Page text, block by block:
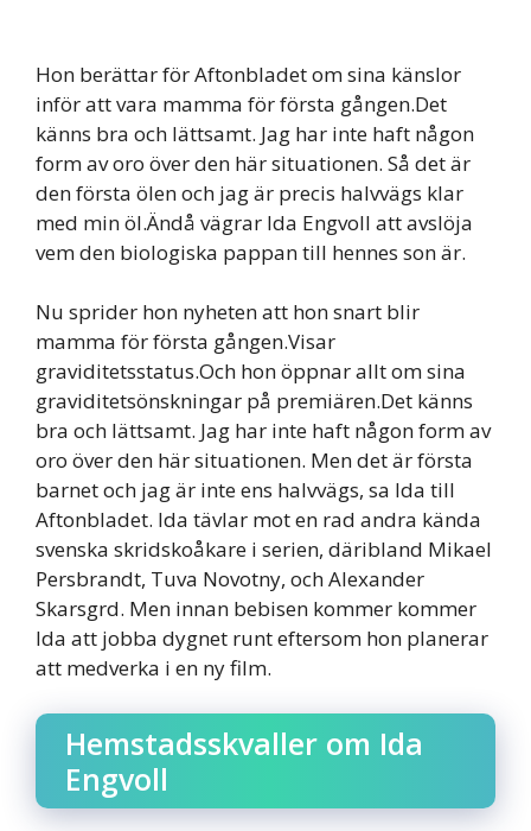
Hon berättar för Aftonbladet om sina känslor
inför att vara mamma för första gången.Det
känns bra och lättsamt. Jag har inte haft någon
form av oro över den här situationen. Så det är
den första ölen och jag är precis halvvägs klar
med min öl.Ändå vägrar Ida Engvoll att avslöja
vem den biologiska pappan till hennes son är.
Nu sprider hon nyheten att hon snart blir
mamma för första gången.Visar
graviditetsstatus.Och hon öppnar allt om sina
graviditetsönskningar på premiären.Det känns
bra och lättsamt. Jag har inte haft någon form av
oro över den här situationen. Men det är första
barnet och jag är inte ens halvvägs, sa Ida till
Aftonbladet. Ida tävlar mot en rad andra kända
svenska skridskoåkare i serien, däribland Mikael
Persbrandt, Tuva Novotny, och Alexander
Skarsgrd. Men innan bebisen kommer kommer
Ida att jobba dygnet runt eftersom hon planerar
att medverka i en ny film.
Hemstadsskvaller om Ida
Engvoll